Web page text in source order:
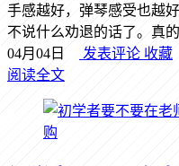
手感越好，弹琴感受也越
不说什么劝退的话了。真
04月04日
发表评论 收藏
阅读全文
购